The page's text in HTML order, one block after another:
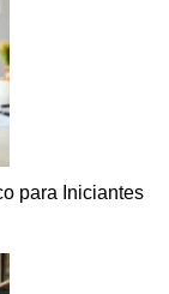
para Iniciantes